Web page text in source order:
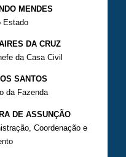
MENDES
Estado
DA CRUZ
da Casa Civil
SANTOS
da Fazenda
DE ASSUNÇÃO
Coordenação e